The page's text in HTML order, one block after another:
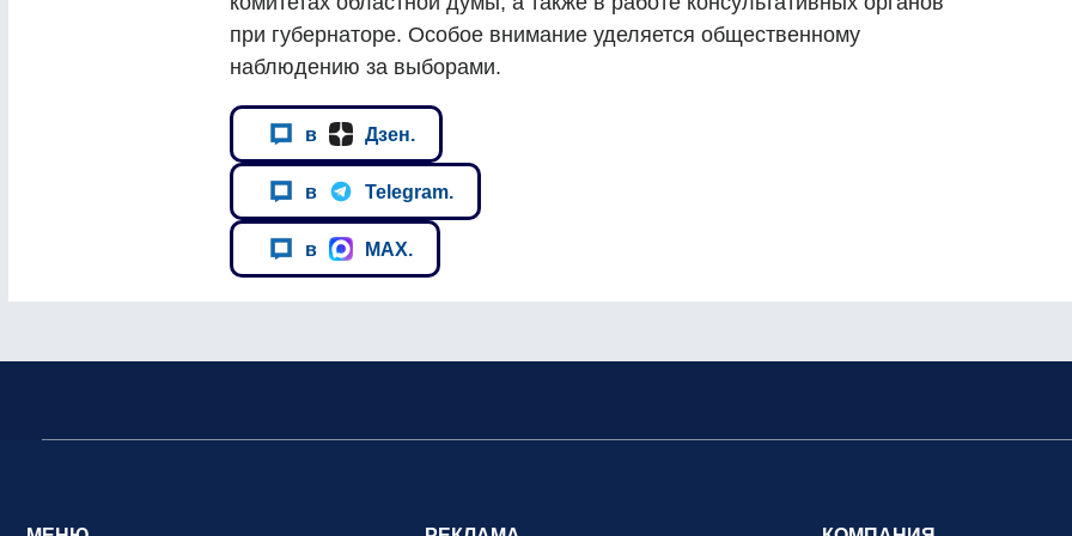
при губернаторе. Особое внимание уделяется общественному
наблюдению за выборами.
в Дзен.
в Telegram.
в MAX.